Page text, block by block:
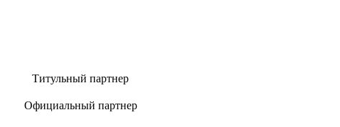
Титульный партнер
Официальный партнер